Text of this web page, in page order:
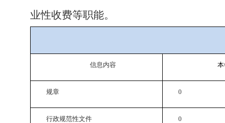
业性收费等职能。
信息内容
规章 0
行政规范性文件 0